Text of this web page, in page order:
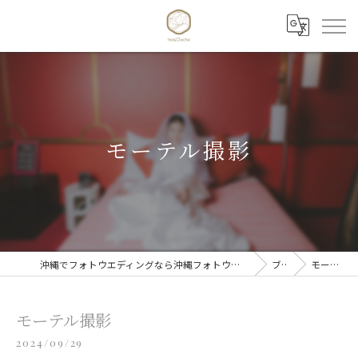
モーテル撮影
沖縄でフォトウエディングなら沖縄フォトウエディング trois Cloche 【トワクロッシュ】 ブログ モーテル撮影
モーテル撮影
2024/09/29